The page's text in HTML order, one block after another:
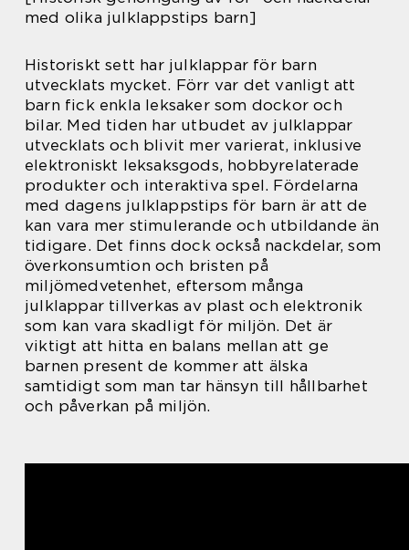
med olika julklappstips barn]
Historiskt sett har julklappar för barn
utvecklats mycket. Förr var det vanligt att
barn fick enkla leksaker som dockor och
bilar. Med tiden har utbudet av julklappar
utvecklats och blivit mer varierat, inklusive
elektroniskt leksaksgods, hobbyrelaterade
produkter och interaktiva spel. Fördelarna
med dagens julklappstips för barn är att de
kan vara mer stimulerande och utbildande än
tidigare. Det finns dock också nackdelar, som
överkonsumtion och bristen på
miljömedvetenhet, eftersom många
julklappar tillverkas av plast och elektronik
som kan vara skadligt för miljön. Det är
viktigt att hitta en balans mellan att ge
barnen present de kommer att älska
samtidigt som man tar hänsyn till hållbarhet
och påverkan på miljön.